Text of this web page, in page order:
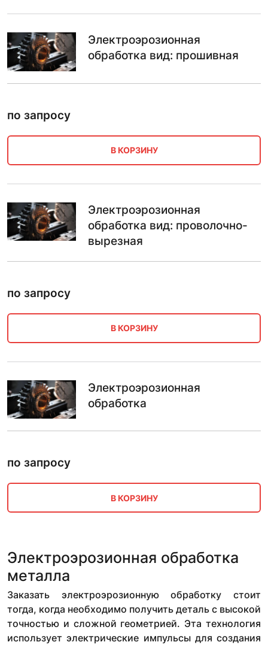
Электроэрозионная
обработка вид: прошивная
по запросу
В КОРЗИНУ
Электроэрозионная
обработка вид: проволочно-
вырезная
по запросу
В КОРЗИНУ
Электроэрозионная
обработка
по запросу
В КОРЗИНУ
Электроэрозионная обработка
металла
Заказать электроэрозионную обработку стоит
тогда, когда необходимо получить деталь с высокой
точностью и сложной геометрией. Эта технология
использует электрические импульсы для создания